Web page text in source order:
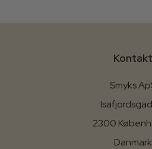
Kontakt
Smyks
2300
Danmark